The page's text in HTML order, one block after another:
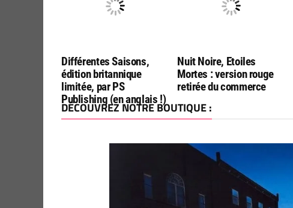
Différentes Saisons,
édition britannique
limitée, par PS
Publishing (en anglais !)
Nuit Noire, Etoiles
Mortes : version rouge
retirée du commerce
DÉCOUVREZ NOTRE BOUTIQUE :